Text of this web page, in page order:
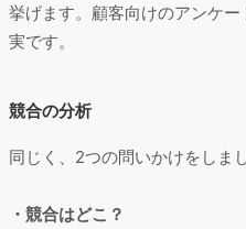
挙げます。顧客向けのアンケ
実です。
競合の分析
同じく、2つの問いかけをしま
・競合はどこ？